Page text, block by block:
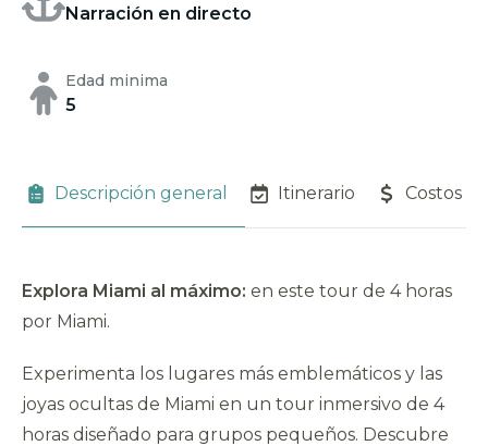
Narración en directo
Edad minima
5
Descripción general Itinerario Costos
Explora Miami al máximo: en este tour de 4 horas
por Miami.
Experimenta los lugares más emblemáticos y las
joyas ocultas de Miami en un tour inmersivo de 4
horas diseñado para grupos pequeños. Descubre